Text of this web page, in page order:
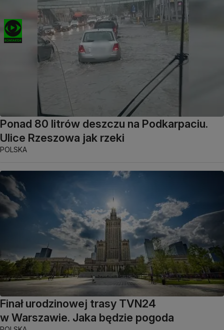
Ponad 80 litrów deszczu na Podkarpaciu.
Ulice Rzeszowa jak rzeki
POLSKA
Finał urodzinowej trasy TVN24
w Warszawie. Jaka będzie pogoda